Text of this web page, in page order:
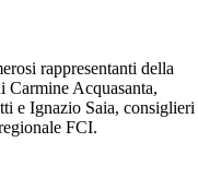
rappresentanti della
Carmine Acquasanta,
eIgnazio Saia, consiglieri
FCI.